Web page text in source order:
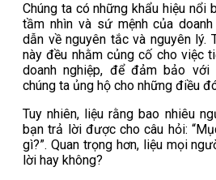
Chúng ta có những khẩu hiệu nổi
tầm nhìn và sứ mệnh của
dẫn về nguyên tắc và nguyên lý.
này đều nhằm củng cố cho việc
doanh nghiệp, để đảm bảo
chúng ta ủng hộ cho những điều
Tuy nhiên, liệu rằng bao nhiêu
bạn trả lời được cho câu hỏi:
gì?”. Quan trọng hơn, liệu mọi
lời hay không?